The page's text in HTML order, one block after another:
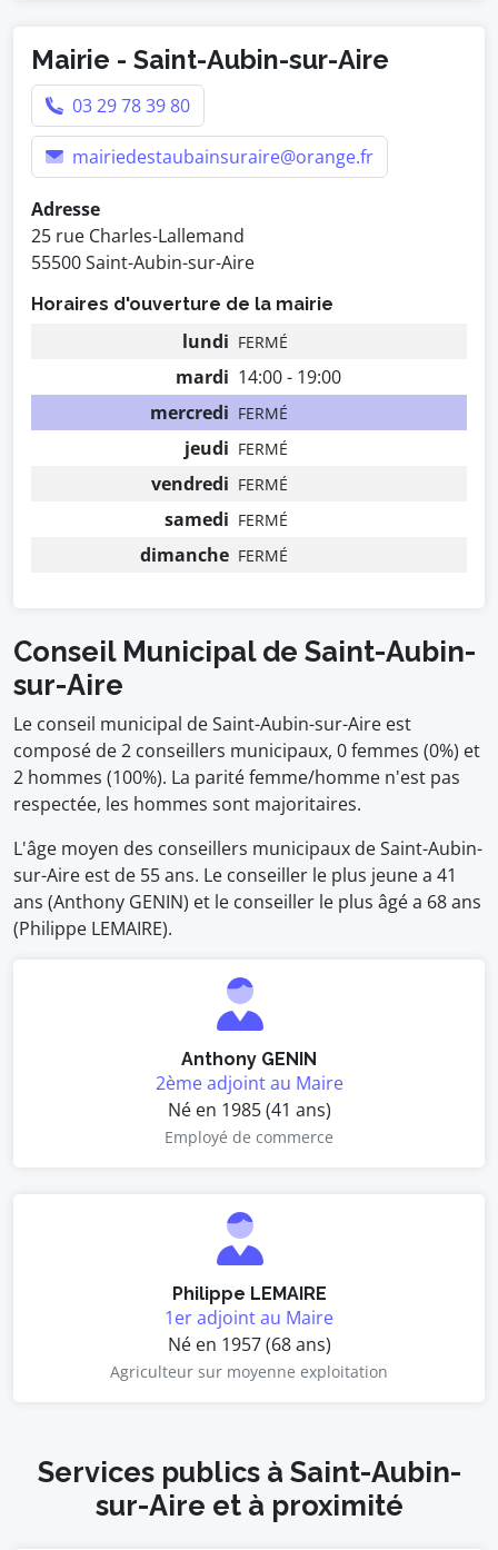
Mairie - Saint-Aubin-sur-Aire
03 29 78 39 80
mairiedestaubainsuraire@orange.fr
Adresse
25 rue Charles-Lallemand
55500 Saint-Aubin-sur-Aire
Horaires d'ouverture de la mairie
lundi FERMÉ
mardi 14:00 - 19:00
mercredi FERMÉ
jeudi FERMÉ
vendredi FERMÉ
samedi FERMÉ
dimanche FERMÉ
Conseil Municipal de Saint-Aubin-
sur-Aire
Le conseil municipal de Saint-Aubin-sur-Aire est
composé de 2 conseillers municipaux, 0 femmes (0%) et
2 hommes (100%). La parité femme/homme n'est pas
respectée, les hommes sont majoritaires.
L'âge moyen des conseillers municipaux de Saint-Aubin-
sur-Aire est de 55 ans. Le conseiller le plus jeune a 41
ans (Anthony GENIN) et le conseiller le plus âgé a 68 ans
(Philippe LEMAIRE).
Anthony GENIN
2ème adjoint au Maire
Né en 1985 (41 ans)
Employé de commerce
Philippe LEMAIRE
1er adjoint au Maire
Né en 1957 (68 ans)
Agriculteur sur moyenne exploitation
Services publics à Saint-Aubin-
sur-Aire et à proximité